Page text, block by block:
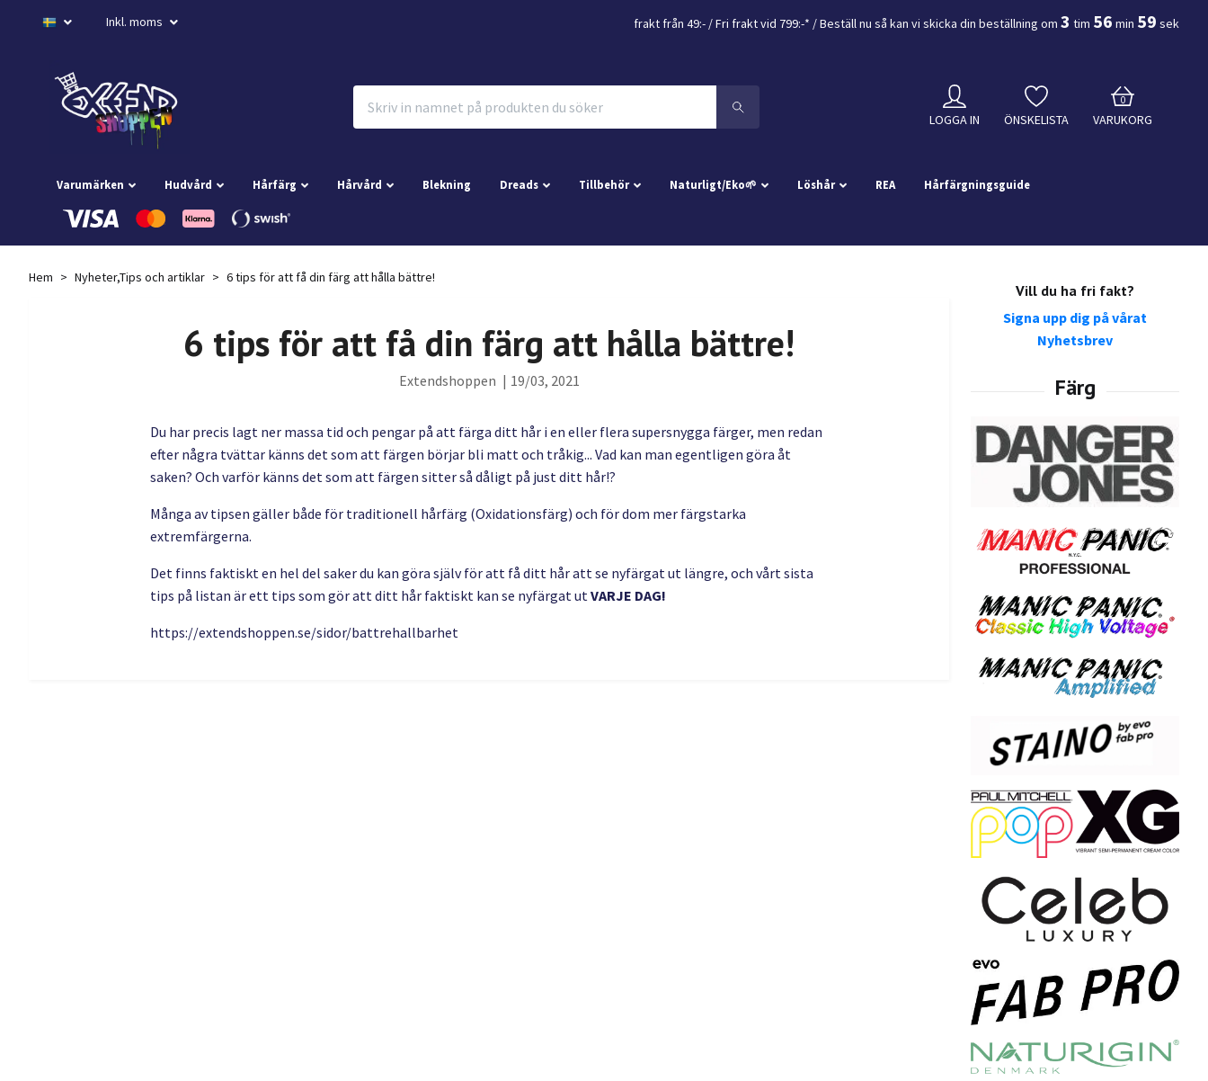
Inkl. moms frakt från 49:- /Fri frakt vid 799:-* / Beställ nu så kan vi skicka din beställning om 3 tim 56 min 58 sek
LOGGA IN ÖNSKELISTA
0
VARUKORG
Varumärken Hudvård Hårfärg Hårvård Blekning Dreads Tillbehör Naturligt/Eko🌱 Löshår REA Hårfärgningsguide
Vill du ha fri fakt?
Signa upp dig på vårat
Nyhetsbrev
Hem Nyheter,Tips och artiklar 6 tips för att få din färg att hålla bättre!
6 tips för att få din färg att hålla bättre!
Extendshoppen | 19/03, 2021
Du har precis lagt ner massa tid och pengar på att färga ditt hår i en eller flera supersnygga färger, men redan
efter några tvättar känns det som att färgen börjar bli matt och tråkig... Vad kan man egentligen göra åt
saken? Och varför känns det som att färgen sitter så dåligt på just ditt hår!?
Många av tipsen gäller både för traditionell hårfärg (Oxidationsfärg) och för dom mer färgstarka
extremfärgerna.
Det finns faktiskt en hel del saker du kan göra själv för att få ditt hår att se nyfärgat ut längre, och vårt sista
tips på listan är ett tips som gör att ditt hår faktiskt kan se nyfärgat utVARJE DAG!
https://extendshoppen.se/sidor/battrehallbarhet